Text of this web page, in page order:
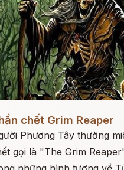
chết Grim Reaper
Phương Tây thường
gọi là "The Grim